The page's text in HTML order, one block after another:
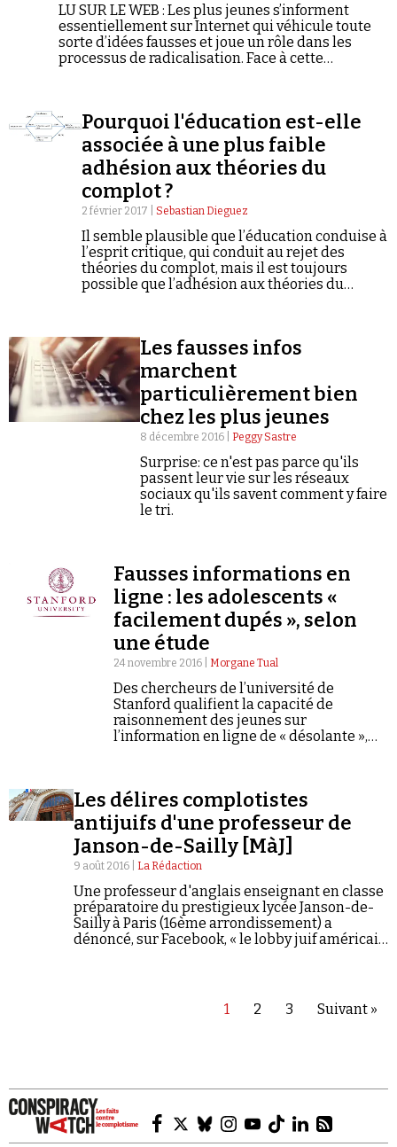
LU SUR LE WEB : Les plus jeunes s’informent
essentiellement sur Internet qui véhicule toute
sorte d’idées fausses et joue un rôle dans les
processus de radicalisation. Face à cette
jeunes esprits en formation autonome face à cet
océan de données.
Pourquoi l'éducation est-elle
associée à une plus faible
adhésion aux théories du
complot ?
2 février 2017 | Sebastian Dieguez
Il semble plausible que l’éducation conduise à
l’esprit critique, qui conduit au rejet des
théories du complot, mais il est toujours
possible que l’adhésion aux théories du
Les fausses infos
marchent
particulièrement bien
chez les plus jeunes
8 décembre 2016 | Peggy Sastre
Surprise: ce n'est pas parce qu'ils
passent leur vie sur les réseaux
sociaux qu'ils savent comment y faire
le tri.
Fausses informations en
ligne : les adolescents «
facilement dupés », selon
une étude
24 novembre 2016 | Morgane Tual
Des chercheurs de l’université de
Stanford qualifient la capacité de
raisonnement des jeunes sur
l’information en ligne de « désolante »,
Les délires complotistes
antijuifs d'une professeur de
Janson-de-Sailly [MàJ]
9 août 2016 | La Rédaction
Une professeur d'anglais enseignant en classe
préparatoire du prestigieux lycée Janson-de-
Sailly à Paris (16ème arrondissement) a
dénoncé, sur Facebook, « le lobby juif américain
1
2 3 Suivant »